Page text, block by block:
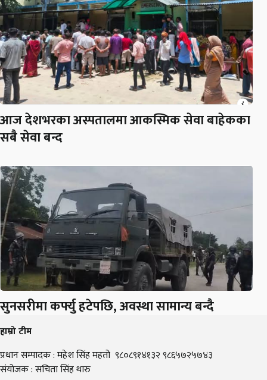
आज देशभरका अस्पतालमा आकस्मिक सेवा बाहेकका
सबै सेवा बन्द
सुनसरीमा कर्फ्यु हटेपछि, अवस्था सामान्य बन्दै
हाम्रो टीम
प्रधान सम्पादक : महेश सिंह महतो ९८०८९१४१३२ ९८६५७२५७४३
संयोजक : सचिता सिंह थारु